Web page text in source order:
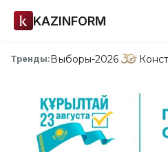
KAZINFORM
Тренды:Выборы-2026